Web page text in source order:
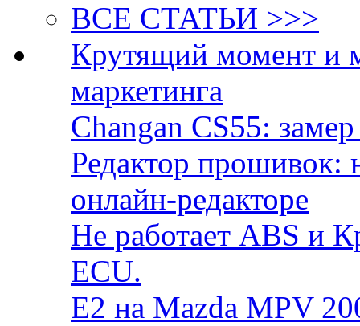
ВСЕ СТАТЬИ >>>
Крутящий момент и
маркетинга
Changan CS55:
Редактор прошивок:
онлайн-редакторе
Не работает ABS и
ECU.
E2 на Mazda MPV